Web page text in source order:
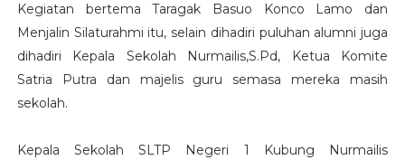
Kegiatan bertema Taragak Basuo Konco Lamo dan
Menjalin Silaturahmi itu, selain dihadiri puluhan alumni juga
dihadiri Kepala Sekolah Nurmailis,S.Pd, Ketua Komite
Satria Putra dan majelis guru semasa mereka masih
sekolah.
Kepala Sekolah SLTP Negeri 1 Kubung Nurmailis